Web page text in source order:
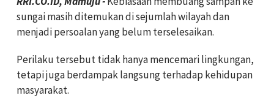
sungai masih ditemukan di sejumlah wilayah dan
menjadi persoalan yang belum terselesaikan.
Perilaku tersebut tidak hanya mencemari lingkungan,
tetapi juga berdampak langsung terhadap kehidupan
masyarakat.